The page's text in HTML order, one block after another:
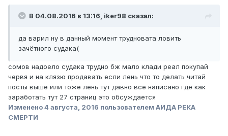
В 04.08.2016 в 13:16, iker98 сказал:
да варил ну в данный момент трудновата ловить
зачётного судака(
сомов надоело судака трудно бж мало клади реал покупай
червя и на клязю продавать если лень что то делать читай
посты выше или тоже лень тут давно всё написано где как
заработать тут 27 страниц это обсуждается
Изменено4 августа, 2016 пользователем АИДА РЕКА
СМЕРТИ